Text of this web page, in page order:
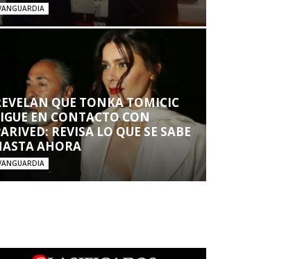
QUE TONKA TOMICIC
EN CONTACTO CON
REVISA LO QUE SE SABE
AHORA